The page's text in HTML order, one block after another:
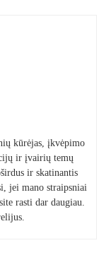
kūrėjas, įkvėpimo
ir įvairių temų
ir skatinantis
jei mano straipsniai
rasti dar daugiau.